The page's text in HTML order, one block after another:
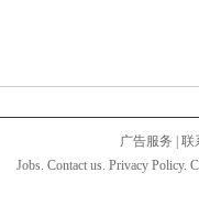
广告服务
联
Jobs. Contact us. Privacy Policy.